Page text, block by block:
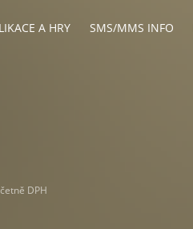
A HRY SMS/MMS INFO
DPH